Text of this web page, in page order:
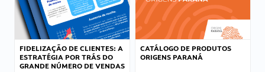
FIDELIZAÇÃO DE CLIENTES: A
ESTRATÉGIA POR TRÁS DO
GRANDE NÚMERO DE VENDAS
CATÁLOGO DE PRODUTOS
ORIGENS PARANÁ